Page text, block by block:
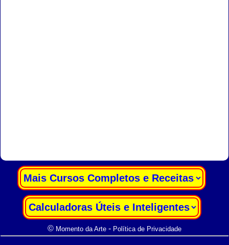
© Momento da Arte- Política de Privacidade